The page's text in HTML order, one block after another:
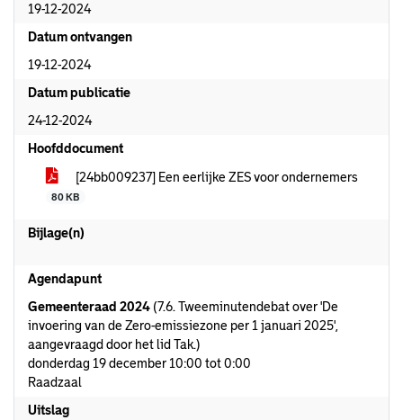
19-12-2024
Datum ontvangen
19-12-2024
Datum publicatie
24-12-2024
Hoofddocument
[24bb009237] Een eerlijke ZES voor ondernemers
80 KB
Bijlage(n)
Agendapunt
Gemeenteraad 2024 (7.6. Tweeminutendebat over 'De
invoering van de Zero-emissiezone per 1 januari 2025',
aangevraagd door het lid Tak.)
donderdag 19 december 10:00 tot 0:00
Raadzaal
Uitslag